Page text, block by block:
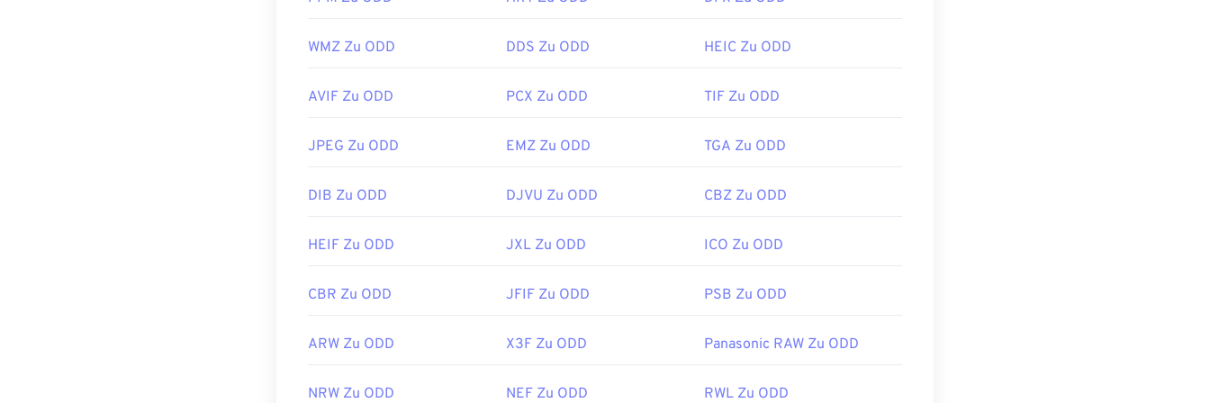
Lightroomoder Zoner Photo Studio (eine Alternative zu Adobe-Produkten) verwenden. Nach
JPG), PNG, TIFF oder BMP konvertiert. Um RAW unter Microsoft Windows oder macOS zu
XnView MP.
Erstveröffentlichung:
WMZ Zu ODD DDS Zu ODD HEIC Zu ODD
AVIF Zu ODD PCX Zu ODD TIF Zu ODD
JPEG Zu ODD EMZ Zu ODD TGA Zu ODD
DIB Zu ODD DJVU Zu ODD CBZ Zu ODD
HEIF Zu ODD JXL Zu ODD ICO Zu ODD
CBR Zu ODD JFIF Zu ODD PSB Zu ODD
ARW Zu ODD X3F Zu ODD Panasonic RAW Zu ODD
NRW Zu ODD NEF Zu ODD RWL Zu ODD